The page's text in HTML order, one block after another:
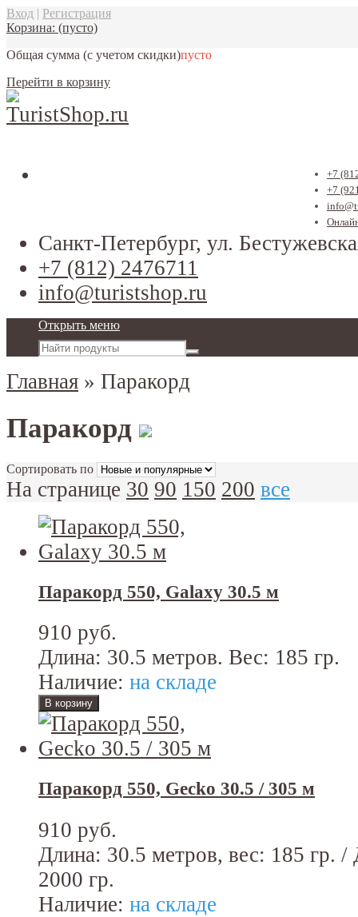
Вход | Регистрация
Корзина: (пусто)
Общая сумма (с учетом скидки)пусто
Перейти в корзину
+7
+7
Санкт-Петербург, ул.
+7 (812) 2476711
info@turistshop.ru
Открыть меню
Главная » Паракорд
Паракорд
Сортировать по
На странице 30 90 150 200 все
Паракорд 550, Galaxy 30.5 м
910 руб.
Длина: 30.5 метров. Вес: 185 гр.
Наличие: на складе
Паракорд 550, Gecko 30.5 / 305 м
910 руб.
Длина: 30.5 метров, вес: 185 гр.
2000 гр.
Наличие: на складе